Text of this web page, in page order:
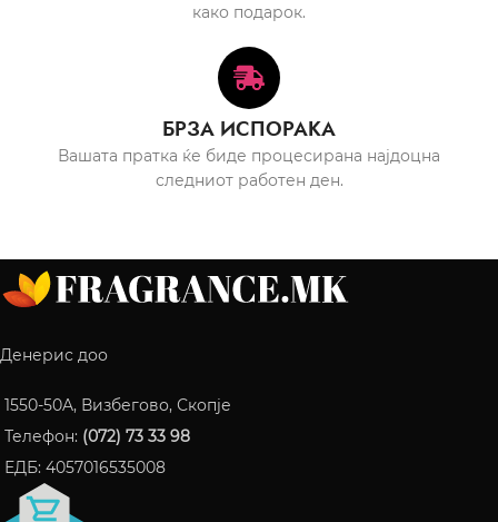
како подарок.
БРЗА ИСПОРАКА
Вашата пратка ќе биде процесирана најдоцна
следниот работен ден.
Денерис доо
1550-50A, Визбегово, Скопје
Телефон: (072) 73 33 98
ЕДБ: 4057016535008